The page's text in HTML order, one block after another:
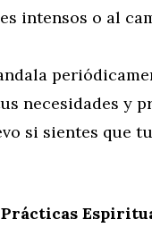
intensos o al
necesidades y
si sientes que